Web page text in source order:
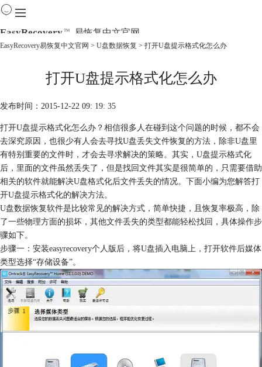
EasyRecovery TM 易恢复中文官网
购买
线下数据恢复
EasyRecovery易恢复中文官网 > U盘数据恢复 > 打开U盘提示格式化怎么办
打开U盘提示格式化怎么办
发布时间：2015-12-22 09: 19: 35
打开U盘提示格式化怎么办？相信很多人在碰到这个问题的时候，都不会
去深究原因，也很少有人会去寻找U盘丢失文件恢复的方法，除非U盘里
有特别重要的文件时，才会去寻求解决的策略。其实，U盘提示格式化
后，里面的文件虽然丢失了，但是找回文件其实是很简单的，只需要借助
相关的软件就能解决U盘格式化后文件丢失的情况。下面小编为您解答打
开U盘提示格式化的解决方法。
U盘数据恢复软件是比较常见的解决方式，简单快捷，且恢复率极高，除
了一些物理方面的损坏，其他文件丢失的类型都能轻松找回，具体操作步
骤如下。
步骤一：安装easyrecovery个人版后，将U盘插入电脑上，打开软件后媒体
类型选择“存储设备”。